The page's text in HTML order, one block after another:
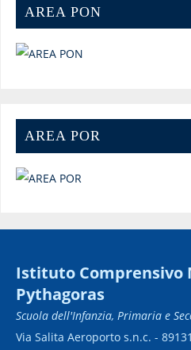
AREA PON
AREA POR
Istituto Comprensivo
Pythagoras
Scuola dell'Infanzia, Primaria e
Via Salita Aeroporto s.n.c. -